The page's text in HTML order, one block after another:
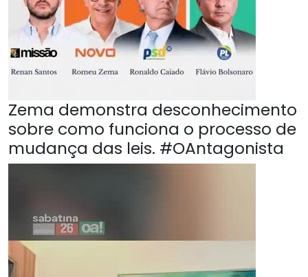
Zema demonstra desconhecimento
sobre como funciona o processo de
mudança das leis. #OAntagonista